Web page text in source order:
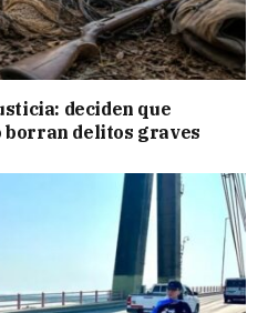
deciden que
borran delitos graves